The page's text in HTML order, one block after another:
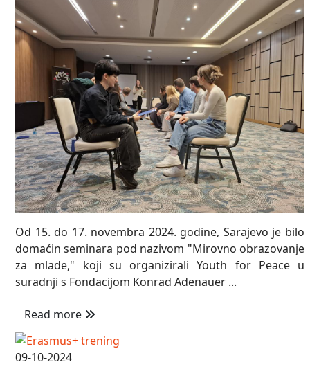
Od 15. do 17. novembra 2024. godine, Sarajevo je bilo
domaćin seminara pod nazivom "Mirovno obrazovanje
za mlade," koji su organizirali Youth for Peace u
suradnji s Fondacijom Konrad Adenauer ...
Read more
09-10-2024